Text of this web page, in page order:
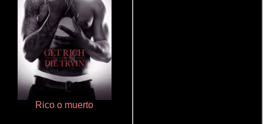
Rico o muerto